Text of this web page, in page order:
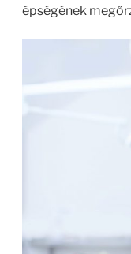
épségének